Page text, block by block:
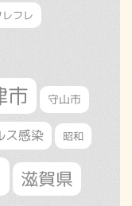
レフレ
市 守山市
ス感染 昭和
滋賀県